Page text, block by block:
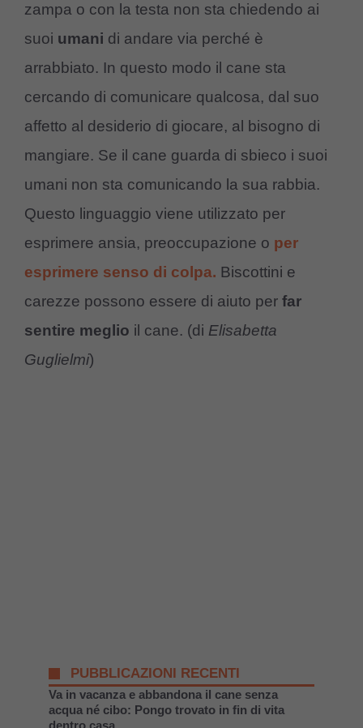
zampa o con la testa non sta chiedendo ai
suoi umani di andare via perché è
arrabbiato. In questo modo il cane sta
cercando di comunicare qualcosa, dal suo
affetto al desiderio di giocare, al bisogno di
mangiare. Se il cane guarda di sbieco i suoi
umani non sta comunicando la sua rabbia.
Questo linguaggio viene utilizzato per
esprimere ansia, preoccupazione o per
esprimere senso di colpa. Biscottini e
carezze possono essere di aiuto per far
sentire meglio il cane. (di Elisabetta
Guglielmi)
PUBBLICAZIONI RECENTI
Va in vacanza e abbandona il cane senza
acqua né cibo: Pongo trovato in fin di vita